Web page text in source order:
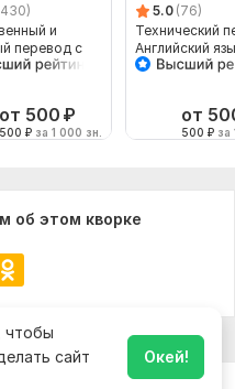
и
перевод с
и на
от 500 ₽
500 ₽ за 1 000 зн.
5.0 (76)
Технический
Английский
от
500 ₽ за
об этом кворке
, чтобы
сайт
Окей!